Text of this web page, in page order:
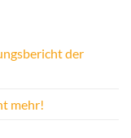
der
mehr!